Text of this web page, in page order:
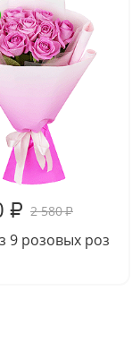
₽ 2 580₽
9 розовых роз